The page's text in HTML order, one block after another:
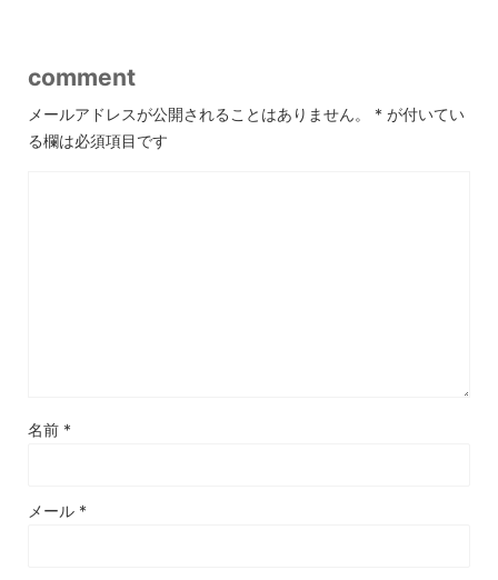
comment
メールアドレスが公開されることはありません。 * が付いてい
る欄は必須項目です
名前 *
メール *